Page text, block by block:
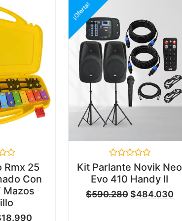
Rmx 25
Con
Mazos
18.990
¡Oferta!
Valorado
en
0
5
Kit Parlante Novik Neo
Evo 410 Handy II
$590.280 $484.030